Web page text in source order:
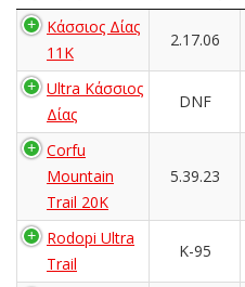
Κάσσιος Δίας
11Κ
2.17.06
Ultra Κάσσιος
Δίας
DNF
Corfu
Mountain
Trail 20K
5.39.23
Rodopi Ultra
Trail
K-95